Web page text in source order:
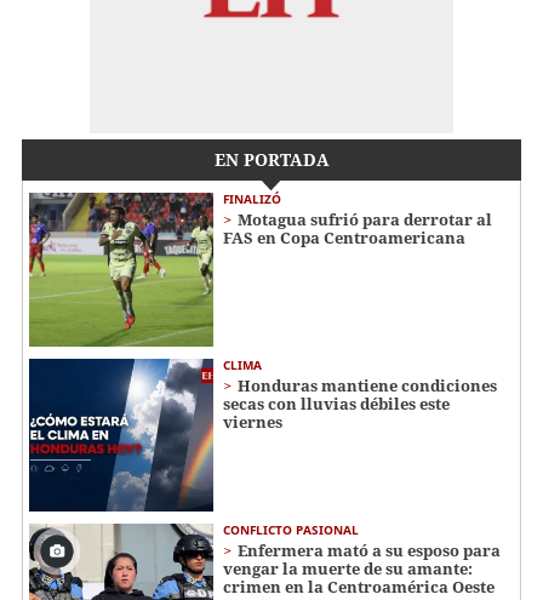
EN PORTADA
FINALIZÓ
Motagua sufrió para derrotar al
FAS en Copa Centroamericana
CLIMA
Honduras mantiene condiciones
secas con lluvias débiles este
viernes
CONFLICTO PASIONAL
Enfermera mató a su esposo para
vengar la muerte de su amante:
crimen en la Centroamérica Oeste